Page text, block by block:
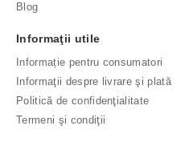
Blog
Informaţii utile
Informație pentru consumatori
Informaţii despre livrare şi plată
Politică de confidenţialitate
Termeni şi condiţii